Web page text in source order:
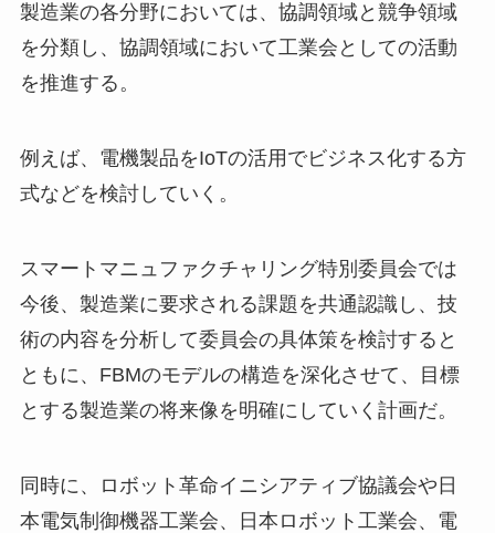
製造業の各分野においては、協調領域と競争領域
を分類し、協調領域において工業会としての活動
を推進する。
例えば、電機製品をIoTの活用でビジネス化する方
式などを検討していく。
スマートマニュファクチャリング特別委員会では
今後、製造業に要求される課題を共通認識し、技
術の内容を分析して委員会の具体策を検討すると
ともに、FBMのモデルの構造を深化させて、目標
とする製造業の将来像を明確にしていく計画だ。
同時に、ロボット革命イニシアティブ協議会や日
本電気制御機器工業会、日本ロボット工業会、電